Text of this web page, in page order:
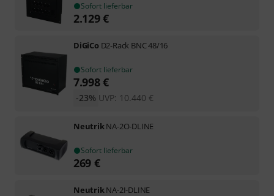
Sofort lieferbar
2.129€
DiGiCo D2-Rack BNC 48/16
Sofort lieferbar
7.998€
UVP: 10.440 €
-23%
NeutrikNA-2O-DLINE
Sofort lieferbar
269 €
NeutrikNA-2I-DLINE